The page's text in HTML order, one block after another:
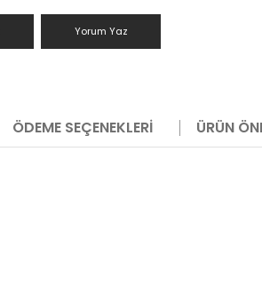
Yorum Yaz
ÖDEME SEÇENEKLERI ÜRÜN